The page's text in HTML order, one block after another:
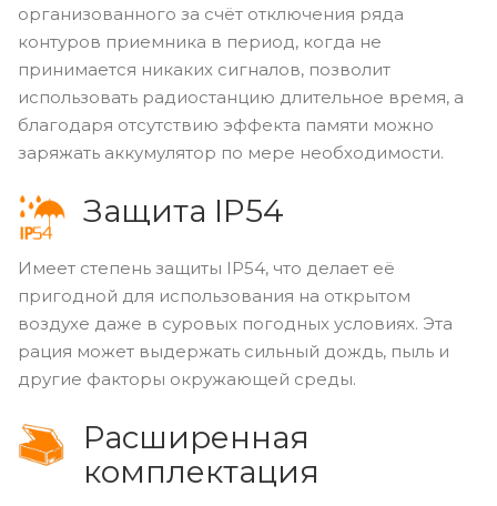
организованного за счёт отключения ряда
контуров приемника в период, когда не
принимается никаких сигналов, позволит
использовать радиостанцию длительное время, а
благодаря отсутствию эффекта памяти можно
заряжать аккумулятор по мере необходимости.
Защита IP54
Имеет степень защиты IP54, что делает её
пригодной для использования на открытом
воздухе даже в суровых погодных условиях. Эта
рация может выдержать сильный дождь, пыль и
другие факторы окружающей среды.
Расширенная
комплектация